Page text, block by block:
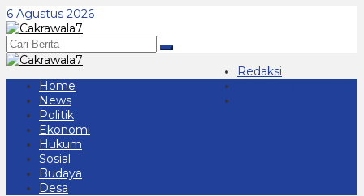
Lewati
ke
konten
6 Agustus 2026
Redaksi
Home
News
Politik
Ekonomi
Hukum
Sosial
Budaya
Desa